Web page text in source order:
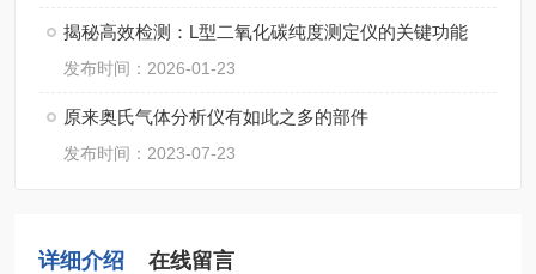
揭秘高效检测：L型二氧化碳纯度测定仪的关键功能
发布时间：2026-01-23
原来奥氏气体分析仪有如此之多的部件
发布时间：2023-07-23
详细介绍 在线留言